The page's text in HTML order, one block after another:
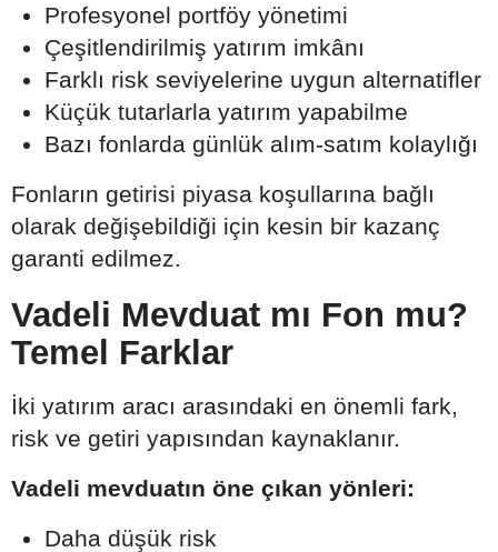
Profesyonel portföy yönetimi
Çeşitlendirilmiş yatırım imkânı
Farklı risk seviyelerine uygun alternatifler
Küçük tutarlarla yatırım yapabilme
Bazı fonlarda günlük alım-satım kolaylığı
Fonların getirisi piyasa koşullarına bağlı
olarak değişebildiği için kesin bir kazanç
garanti edilmez.
Vadeli Mevduat mı Fon mu?
Temel Farklar
İki yatırım aracı arasındaki en önemli fark,
risk ve getiri yapısından kaynaklanır.
Vadeli mevduatın öne çıkan yönleri:
Daha düşük risk